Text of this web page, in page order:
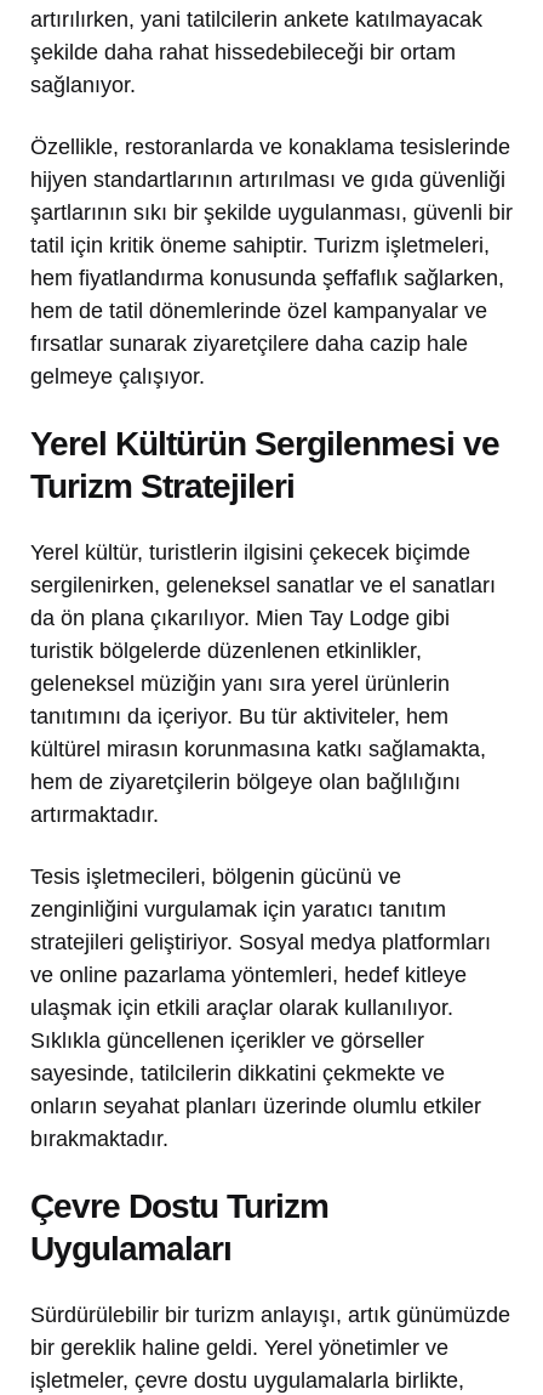
artırılırken, yani tatilcilerin ankete katılmayacak
şekilde daha rahat hissedebileceği bir ortam
sağlanıyor.
Özellikle, restoranlarda ve konaklama tesislerinde
hijyen standartlarının artırılması ve gıda güvenliği
şartlarının sıkı bir şekilde uygulanması, güvenli bir
tatil için kritik öneme sahiptir. Turizm işletmeleri,
hem fiyatlandırma konusunda şeffaflık sağlarken,
hem de tatil dönemlerinde özel kampanyalar ve
fırsatlar sunarak ziyaretçilere daha cazip hale
gelmeye çalışıyor.
Yerel Kültürün Sergilenmesi ve
Turizm Stratejileri
Yerel kültür, turistlerin ilgisini çekecek biçimde
sergilenirken, geleneksel sanatlar ve el sanatları
da ön plana çıkarılıyor. Mien Tay Lodge gibi
turistik bölgelerde düzenlenen etkinlikler,
geleneksel müziğin yanı sıra yerel ürünlerin
tanıtımını da içeriyor. Bu tür aktiviteler, hem
kültürel mirasın korunmasına katkı sağlamakta,
hem de ziyaretçilerin bölgeye olan bağlılığını
artırmaktadır.
Tesis işletmecileri, bölgenin gücünü ve
zenginliğini vurgulamak için yaratıcı tanıtım
stratejileri geliştiriyor. Sosyal medya platformları
ve online pazarlama yöntemleri, hedef kitleye
ulaşmak için etkili araçlar olarak kullanılıyor.
Sıklıkla güncellenen içerikler ve görseller
sayesinde, tatilcilerin dikkatini çekmekte ve
onların seyahat planları üzerinde olumlu etkiler
bırakmaktadır.
Çevre Dostu Turizm
Uygulamaları
Sürdürülebilir bir turizm anlayışı, artık günümüzde
bir gereklik haline geldi. Yerel yönetimler ve
işletmeler, çevre dostu uygulamalarla birlikte,